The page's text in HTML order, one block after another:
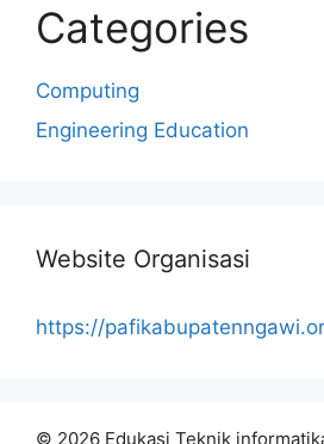
Categories
Computing
Engineering Education
Website Organisasi
https://
© 2026 Edukasi Teknik